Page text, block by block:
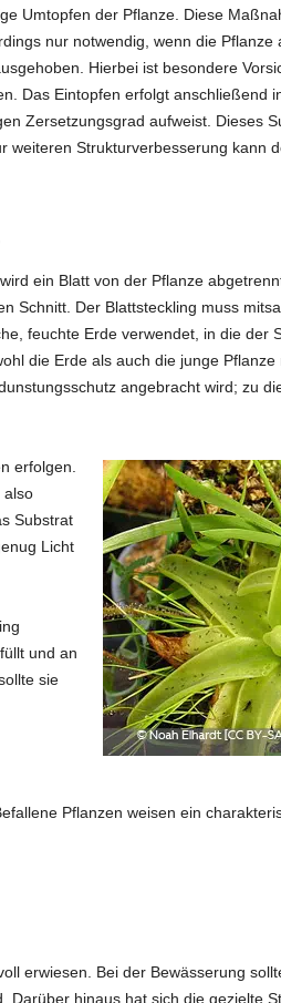
Umtopfen der Pflanze. Diese
nur notwendig, wenn die
Hierbei ist besondere
Das Eintopfen erfolgt anschließend
Zersetzungsgrad aufweist. Dieses
Strukturverbesserung kann
ein Blatt von der Pflanze
Schnitt. Der Blattsteckling muss
feuchte Erde verwendet, in die der
die Erde als auch die junge
angebracht wird; zu
erfolgen.
also
Substrat
Licht
und an
sie
Pflanzen weisen ein
erwiesen. Bei der Bewässerung
hinaus hat sich die gezielte